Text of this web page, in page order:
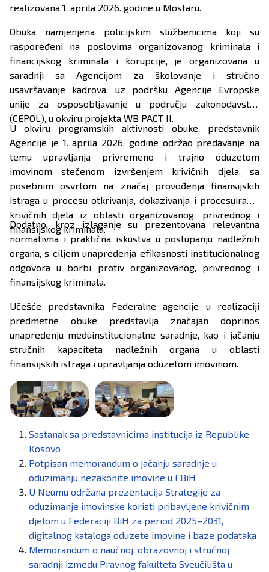
realizovana 1. aprila 2026. godine u Mostaru.
Obuka namjenjena policijskim službenicima koji su
raspoređeni na poslovima organizovanog kriminala i
financijskog kriminala i korupcije, je organizovana u
saradnji sa Agencijom za školovanje i stručno
usavršavanje kadrova, uz podršku Agencije Evropske
unije za osposobljavanje u području zakonodavstva
(CEPOL), u okviru projekta WB PACT II.
U okviru programskih aktivnosti obuke, predstavnik
Agencije je 1. aprila 2026. godine održao predavanje na
temu upravljanja privremeno i trajno oduzetom
imovinom stečenom izvršenjem krivičnih djela, sa
posebnim osvrtom na značaj provođenja finansijskih
istraga u procesu otkrivanja, dokazivanja i procesuiranja
krivičnih djela iz oblasti organizovanog, privrednog i
finansijskog kriminala.
Dodatno, kroz izlaganje su prezentovana relevantna
normativna i praktična iskustva u postupanju nadležnih
organa, s ciljem unapređenja efikasnosti institucionalnog
odgovora u borbi protiv organizovanog, privrednog i
finansijskog kriminala.
Učešće predstavnika Federalne agencije u realizaciji
predmetne obuke predstavlja značajan doprinos
unapređenju međuinstitucionalne saradnje, kao i jačanju
stručnih kapaciteta nadležnih organa u oblasti
finansijskih istraga i upravljanja oduzetom imovinom.
Sastanak sa predstavnicima institucija iz Republike
Kosovo
Potpisan memorandum o jačanju saradnje u
oduzimanju nezakonite imovine u FBiH
U Neumu održana prezentacija Strategije za
oduzimanje imovinske koristi pribavljene krivičnim
djelom u Federaciji BiH za period 2025–2031,
digitalnog kataloga oduzete imovine i baze podataka
Memorandum o naučnoj, obrazovnoj i stručnoj
saradnji između Pravnog fakulteta Sveučilišta u